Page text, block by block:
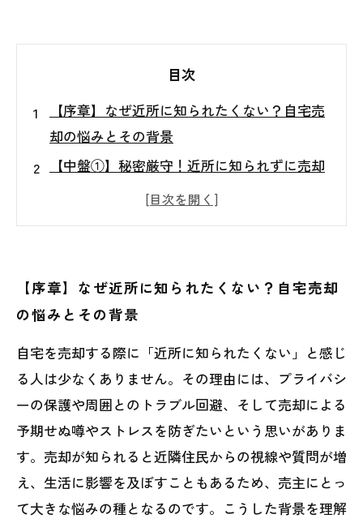
目次
【序章】なぜ近所に知られたくない？自宅売
却の悩みとその背景
【中盤①】秘密厳守！近所に知られずに売却
を進めるための準備と計画
【中盤②】情報管理と仲介業者の賢い選び方
ントと意外な落とし穴
スムーズに自宅を売却する秘訣
近所に知られずに自宅を売るための５つの具
体的なテクニック
自宅売却の秘密兵器！内緒で売るための最新
情報管理術
【序章】なぜ近所に知られたくない？自宅売却
の悩みとその背景
自宅を売却する際に「近所に知られたくない」と感じ
る人は少なくありません。その理由には、プライバシ
ーの保護や周囲とのトラブル回避、そして売却による
予期せぬ噂やストレスを防ぎたいという思いがありま
す。売却が知られると近隣住民からの視線や質問が増
え、生活に影響を及ぼすこともあるため、売主にとっ
て大きな悩みの種となるのです。こうした背景を理解